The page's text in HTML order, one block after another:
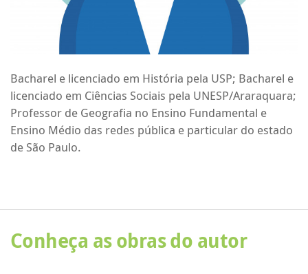
Bacharel e licenciado em História pela USP; Bacharel e
licenciado em Ciências Sociais pela UNESP/Araraquara;
Professor de Geografia no Ensino Fundamental e
Ensino Médio das redes pública e particular do estado
de São Paulo.
Conheça as obras do autor